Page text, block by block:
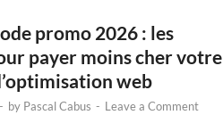
promo 2026 : les
payer moins cher votre
web
- by Pascal Cabus - Leave a Comment